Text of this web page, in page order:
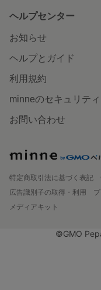
ヘルプセンター
お知らせ
ヘルプとガイド
利用規約
minneのセキュリティ
お問い合わせ
特定商取引法に基づく表記
広告識別子の取得・利用
メディアキット
©GMO